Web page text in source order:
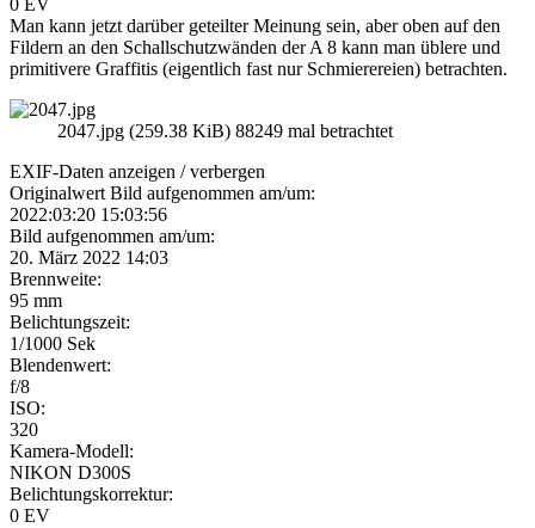
0 EV
Man kann jetzt darüber geteilter Meinung sein, aber oben auf den
Fildern an den Schallschutzwänden der A 8 kann man üblere und
primitivere Graffitis (eigentlich fast nur Schmierereien) betrachten.
2047.jpg (259.38 KiB) 88249 mal betrachtet
EXIF-Daten anzeigen / verbergen
Originalwert Bild aufgenommen am/um:
2022:03:20 15:03:56
Bild aufgenommen am/um:
20. März 2022 14:03
Brennweite:
95 mm
Belichtungszeit:
1/1000 Sek
Blendenwert:
f/8
ISO:
320
Kamera-Modell:
NIKON D300S
Belichtungskorrektur:
0 EV